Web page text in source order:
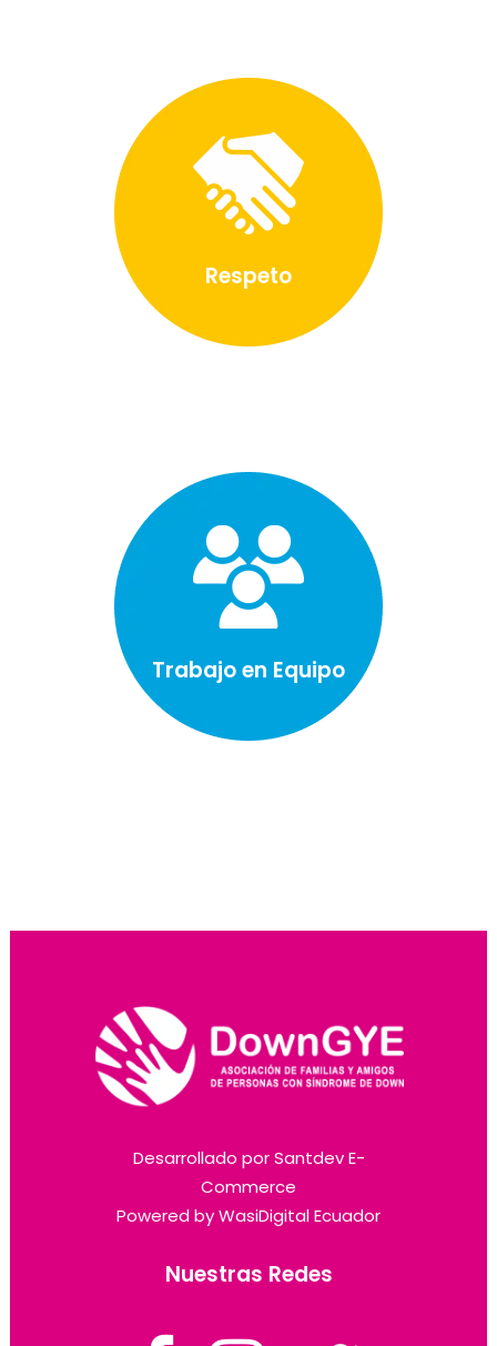
Respeto
Trabajo en Equipo
Desarrollado porSantdev E-
Commerce
Powered byWasiDigital Ecuador
Nuestras Redes